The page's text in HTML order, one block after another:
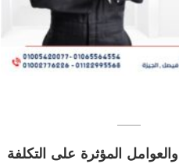
المؤثرة على التكلفة